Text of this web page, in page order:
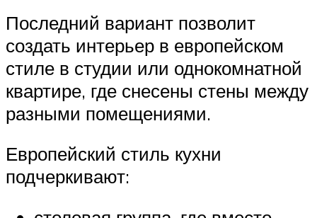
Последний вариант позволит
создать интерьер в европейском
стиле в студии или однокомнатной
квартире, где снесены стены между
разными помещениями.
Европейский стиль кухни
подчеркивают: